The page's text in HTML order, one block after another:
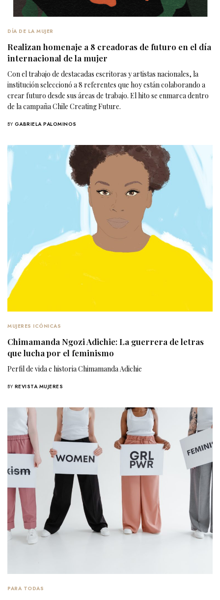
DÍA DE LA MUJER
Realizan homenaje a 8 creadoras de futuro en el día
internacional de la mujer
Con el trabajo de destacadas escritoras y artistas nacionales, la
institución seleccionó a 8 referentes que hoy están colaborando a
crear futuro desde sus áreas de trabajo. El hito se enmarca dentro
de la campaña Chile Creating Future.
BY GABRIELA PALOMINOS
MUJERES ICÓNICAS
Chimamanda Ngozi Adichie: La guerrera de letras
que lucha por el feminismo
Perfil de vida e historia Chimamanda Adichie
BY REVISTA MUJERES
PARA TODAS